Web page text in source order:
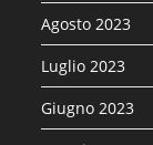
Agosto 2023
Luglio 2023
Giugno 2023